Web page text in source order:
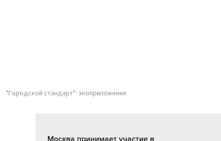
"Городской стандарт": экоприложения